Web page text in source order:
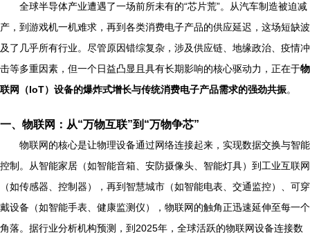
全球半导体产业遭遇了一场前所未有的“芯片荒”。从汽车制造被迫减
产，到游戏机一机难求，再到各类消费电子产品的供应延迟，这场短缺波
及了几乎所有行业。尽管原因错综复杂，涉及供应链、地缘政治、疫情冲
击等多重因素，但一个日益凸显且具有长期影响的核心驱动力，正在于物
联网（IoT）设备的爆炸式增长与传统消费电子产品需求的强劲共振。
一、物联网：从“万物互联”到“万物争芯”
物联网的核心是让物理设备通过网络连接起来，实现数据交换与智能
控制。从智能家居（如智能音箱、安防摄像头、智能灯具）到工业互联网
（如传感器、控制器），再到智慧城市（如智能电表、交通监控）、可穿
戴设备（如智能手表、健康监测仪），物联网的触角正迅速延伸至每一个
角落。据行业分析机构预测，到2025年，全球活跃的物联网设备连接数